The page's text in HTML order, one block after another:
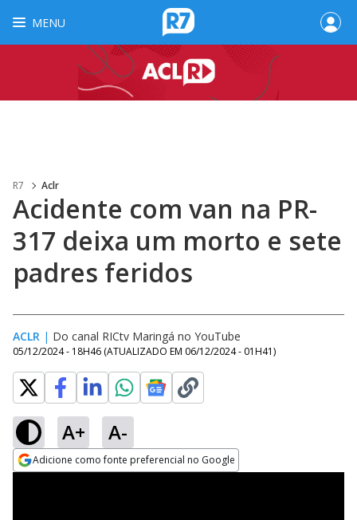
MENU
R7 Aclr
Acidente com van na PR-
317 deixa um morto e sete
padres feridos
ACLR | Do canal RICtv Maringá no YouTube
05/12/2024 - 18H46 (ATUALIZADO EM 06/12/2024 - 01H41)
A+ A-
Adicione como fonte preferencial no Google